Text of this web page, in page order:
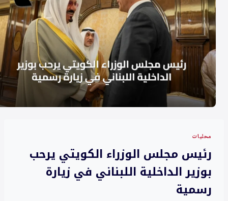
محليات
رئيس مجلس الوزراء الكويتي يرحب
بوزير الداخلية اللبناني في زيارة
رسمية